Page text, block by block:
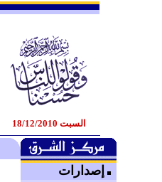
السبت 18/12/2010
إصدارات